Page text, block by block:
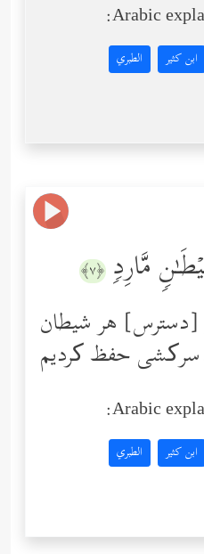
Arabic
ابن كثير الطبري
مَّارِدࣲ ﴿٧﴾
[دسترس] هر شیطان
Arabic
ابن كثير الطبري